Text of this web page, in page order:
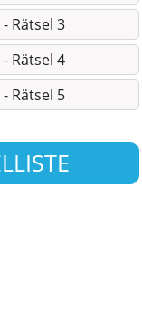
Rätsel 3
Rätsel 4
Rätsel 5